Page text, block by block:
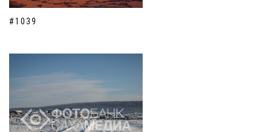
#1039